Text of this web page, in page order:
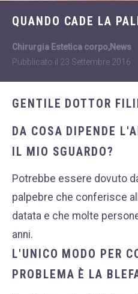
+39 389 2681259
QUANDO CADE LA
Chirurgia Estetica corpo,News
Pubblicato il 23 Settembre 2016
GENTILE DOTTOR
DA COSA DIPENDE
IL MIO SGUARDO?
Potrebbe essere dovuto
palpebre che conferisce
datata e che molte
L'UNICO MODO PER
PROBLEMA È LA